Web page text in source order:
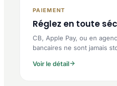
PAIEMENT
Réglez en toute
CB, Apple Pay, ou en
bancaires ne sont jamais
Voir le détail